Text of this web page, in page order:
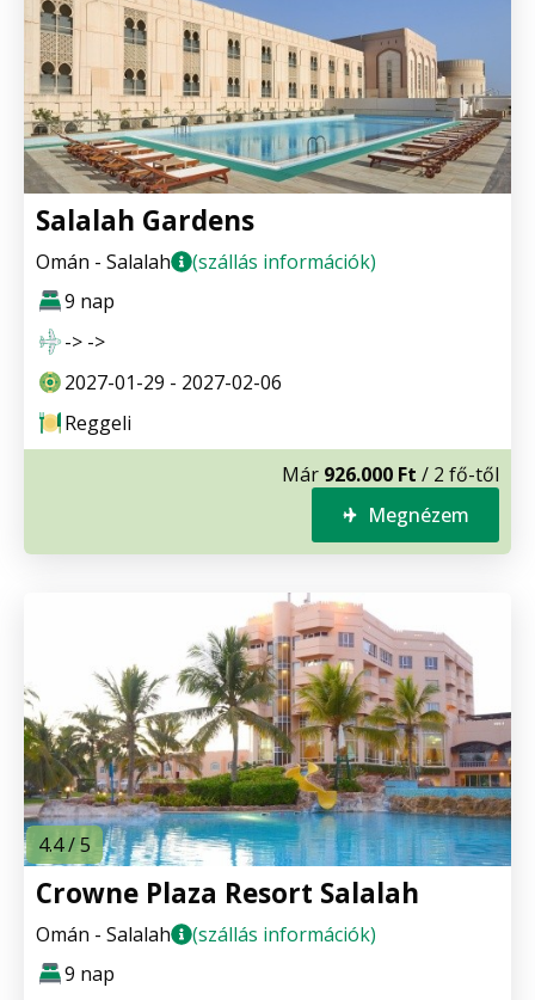
Salalah Gardens
Omán - Salalah
(szállás információk)
9 nap
-> ->
2027-01-29 - 2027-02-06
Reggeli
Már 926.000 Ft / 2 fő-től
Megnézem
4.4 / 5
Crowne Plaza Resort Salalah
Omán - Salalah
(szállás információk)
9 nap